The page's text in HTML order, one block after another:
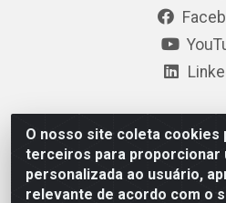
O nosso site coleta cookies
terceiros para proporcionar
personalizada ao usuário,
relevante de acordo com o
Polimold Industrial Ltda -
Bernardo do Campo / SP –
44.106.466/